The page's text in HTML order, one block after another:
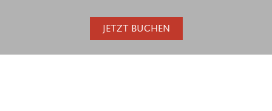
JETZT BUCHEN